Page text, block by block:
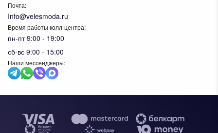
Почта:
Info@velesmoda.ru
Время работы колл-центра:
пн-пт 9:00 - 19:00
сб-вс 9:00 - 15:00
Наши мессенджеры: